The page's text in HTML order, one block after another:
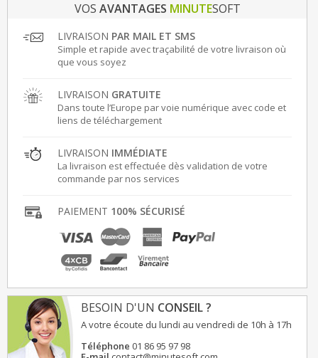
VOS AVANTAGES MINUTESOFT
LIVRAISON PAR MAIL ET SMS
Simple et rapide avec traçabilité de votre livraison où
que vous soyez
LIVRAISON GRATUITE
Dans toute l’Europe par voie numérique avec code et
liens de téléchargement
LIVRAISON IMMÉDIATE
La livraison est effectuée dès validation de votre
commande par nos services
PAIEMENT 100% SÉCURISÉ
BESOIN D'UN CONSEIL ?
A votre écoute du lundi au vendredi de 10h à 17h
Téléphone 01 86 95 97 98